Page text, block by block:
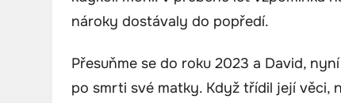
nároky dostávaly do popředí.
Přesuňme se do roku 2023 a David,
po smrti své matky. Když třídil její věci,